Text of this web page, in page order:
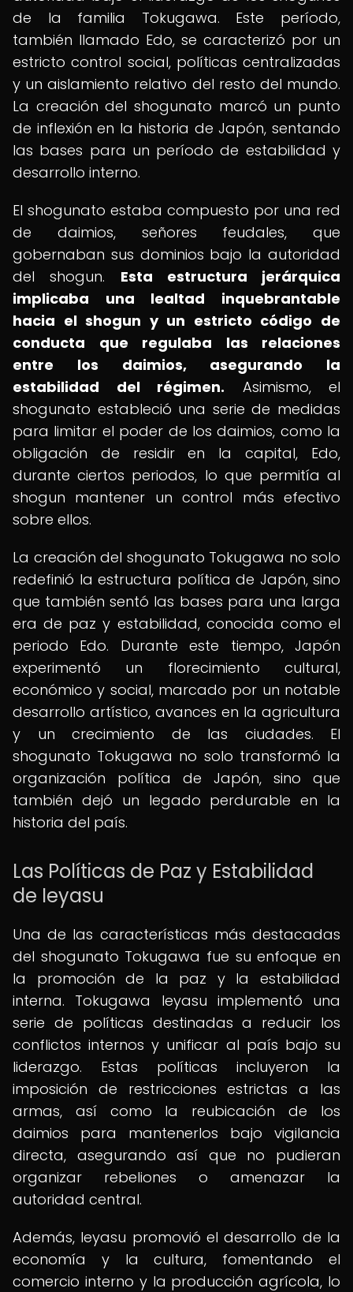
de la familia Tokugawa. Este período,
también llamado Edo, se caracterizó por un
estricto control social, políticas centralizadas
y un aislamiento relativo del resto del mundo.
La creación del shogunato marcó un punto
de inflexión en la historia de Japón, sentando
las bases para un período de estabilidad y
desarrollo interno.
El shogunato estaba compuesto por una red
de daimios, señores feudales, que
gobernaban sus dominios bajo la autoridad
del shogun. Esta estructura jerárquica
implicaba una lealtad inquebrantable
hacia el shogun y un estricto código de
conducta que regulaba las relaciones
entre los daimios, asegurando la
estabilidad del régimen. Asimismo, el
shogunato estableció una serie de medidas
para limitar el poder de los daimios, como la
obligación de residir en la capital, Edo,
durante ciertos periodos, lo que permitía al
shogun mantener un control más efectivo
sobre ellos.
La creación del shogunato Tokugawa no solo
redefinió la estructura política de Japón, sino
que también sentó las bases para una larga
era de paz y estabilidad, conocida como el
periodo Edo. Durante este tiempo, Japón
experimentó un florecimiento cultural,
económico y social, marcado por un notable
desarrollo artístico, avances en la agricultura
y un crecimiento de las ciudades. El
shogunato Tokugawa no solo transformó la
organización política de Japón, sino que
también dejó un legado perdurable en la
historia del país.
Las Políticas de Paz y Estabilidad
de Ieyasu
Una de las características más destacadas
del shogunato Tokugawa fue su enfoque en
la promoción de la paz y la estabilidad
interna. Tokugawa Ieyasu implementó una
serie de políticas destinadas a reducir los
conflictos internos y unificar al país bajo su
liderazgo. Estas políticas incluyeron la
imposición de restricciones estrictas a las
armas, así como la reubicación de los
daimios para mantenerlos bajo vigilancia
directa, asegurando así que no pudieran
organizar rebeliones o amenazar la
autoridad central.
Además, Ieyasu promovió el desarrollo de la
economía y la cultura, fomentando el
comercio interno y la producción agrícola, lo